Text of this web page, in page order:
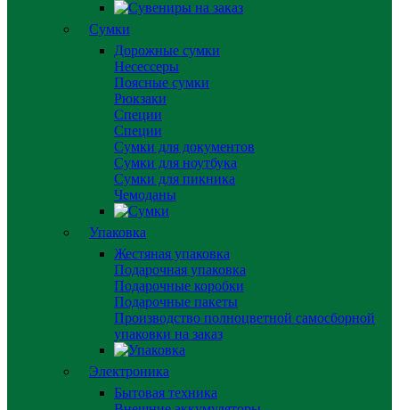
Сумки
Дорожные сумки
Несессеры
Поясные сумки
Рюкзаки
Специи
Специи
Сумки для документов
Сумки для ноутбука
Сумки для пикника
Чемоданы
Упаковка
Жестяная упаковка
Подарочная упаковка
Подарочные коробки
Подарочные пакеты
Производство полноцветной самосборной
упаковки на заказ
Электроника
Бытовая техника